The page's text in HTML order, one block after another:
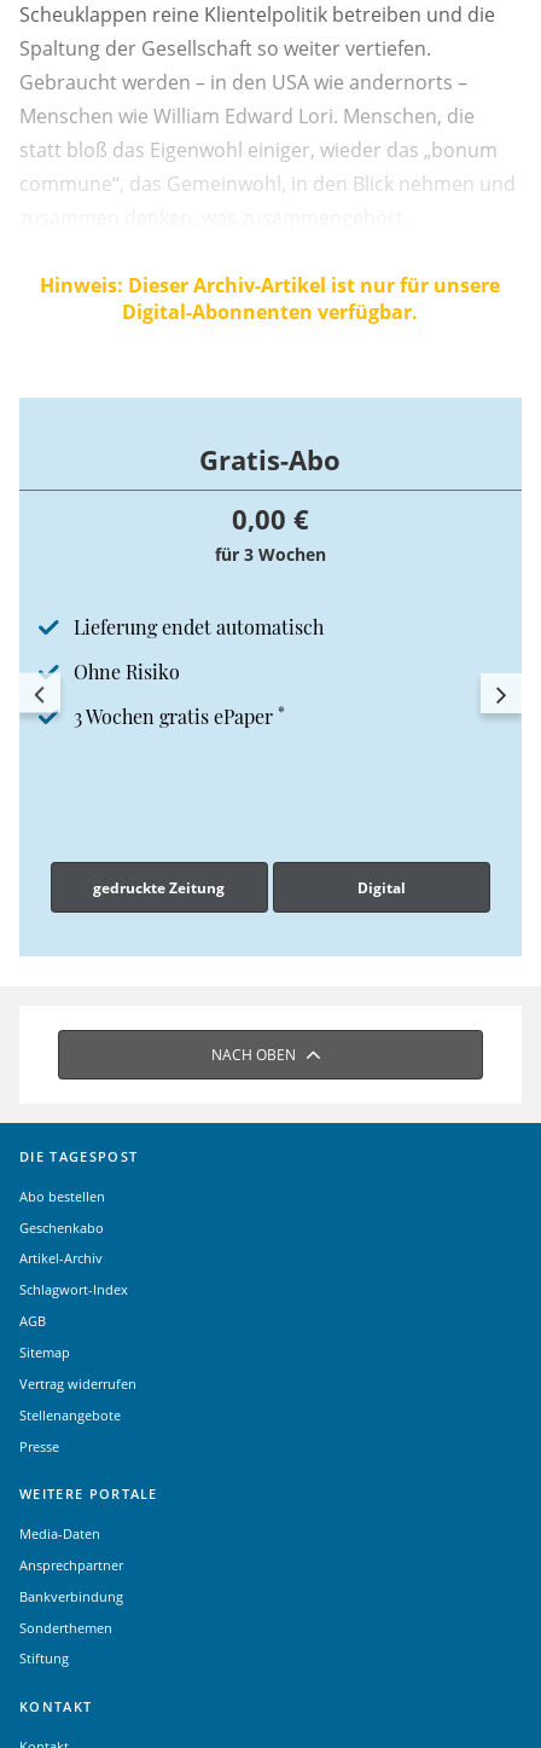
Scheuklappen reine Klientelpolitik betreiben und die
Spaltung der Gesellschaft so weiter vertiefen.
Gebraucht werden – in den USA wie andernorts –
Menschen wie William Edward Lori. Menschen, die
statt bloß das Eigenwohl einiger, wieder das „bonum
commune“, das Gemeinwohl, in den Blick nehmen und
Hinweis: Dieser Archiv-Artikel ist nur für unsere
Digital-Abonnenten verfügbar.
Gratis-Abo
0,00 €
für 3 Wochen
Lieferung endet automatisch
Ohne Risiko
3 Wochen gratis ePaper *
gedruckte Zeitung Digital
NACH OBEN
DIE TAGESPOST
Abo bestellen
Geschenkabo
Artikel-Archiv
Schlagwort-Index
AGB
Sitemap
Vertrag widerrufen
Stellenangebote
Presse
WEITERE PORTALE
Media-Daten
Ansprechpartner
Bankverbindung
Sonderthemen
Stiftung
KONTAKT